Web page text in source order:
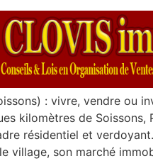
: vivre, vendre ou
kilomètres de Soissons,
résidentiel et
village, son marché